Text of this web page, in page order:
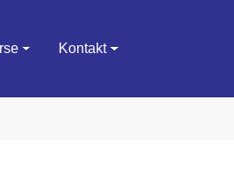
Kontakt